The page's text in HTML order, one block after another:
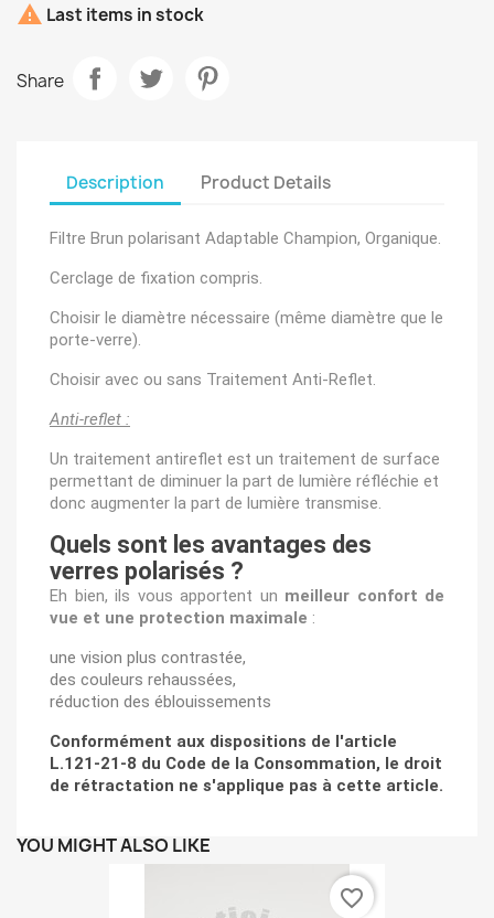
 Last items in stock
Share
Description Product Details
Filtre Brun polarisant Adaptable Champion, Organique.
Cerclage de fixation compris.
Choisir le diamètre nécessaire (même diamètre que le
porte-verre).
Choisir avec ou sans Traitement Anti-Reflet.
Anti-reflet :
Un traitement antireflet est un traitement de surface
permettant de diminuer la part de lumière réfléchie et
donc augmenter la part de lumière transmise.
Quels sont les avantages des
verres polarisés ?
Eh bien, ils vous apportent un meilleur confort de
vue et une protection maximale :
une vision plus contrastée,
des couleurs rehaussées,
réduction des éblouissements
Conformément aux dispositions de l'article
L.121-21-8 du Code de la Consommation, le droit
de rétractation ne s'applique pas à cette article.
YOU MIGHT ALSO LIKE
favorite_border